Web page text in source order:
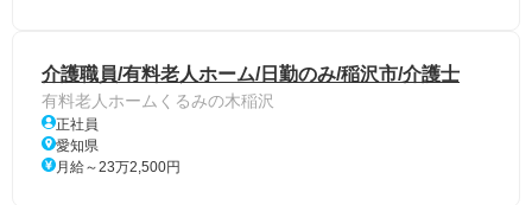
介護職員/有料老人ホーム/日勤のみ/稲沢市/介護士
有料老人ホームくるみの木稲沢
正社員
愛知県
月給～23万2,500円